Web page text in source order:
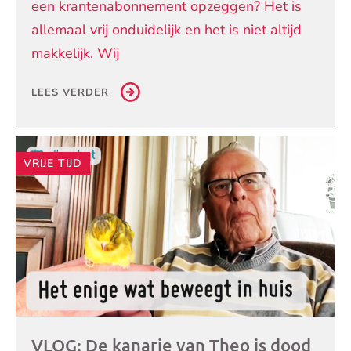
een krantenabonnement opzeggen? Het is
allemaal vrij onduidelijk en het is niet altijd
makkelijk. Wij
LEES VERDER
VRIJE TIJD
VLOG: De kanarie van Theo is dood